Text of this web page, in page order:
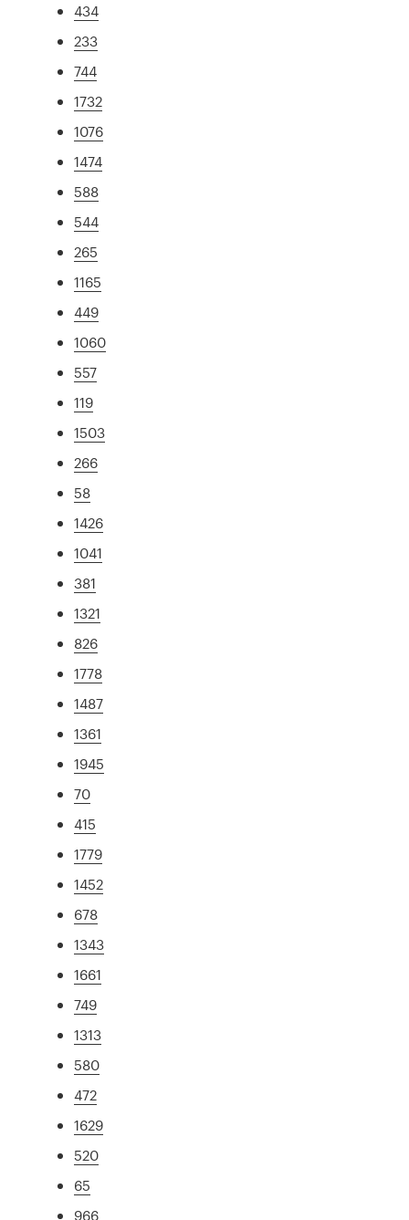
434
233
744
1732
1076
1474
588
544
265
1165
449
1060
557
119
1503
266
58
1426
1041
381
1321
826
1778
1487
1361
1945
70
415
1779
1452
678
1343
1661
749
1313
580
472
1629
520
65
966